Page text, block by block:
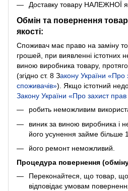
Доставку товару НАЛЕЖНОЇ
Обмін та повернення
якості:
Споживач має право на заміну
грошей, при виявленні істотних
виною виробника товару,
(згідно ст. 8 Закону України «Про
споживачів»). Якщо істотний
Закону України «Про захист прав
робить неможливим
виник за виною виробника і
його усунення займе більше
його ремонт неможливий.
Процедура повернення
Переконайтеся, що товар, що
відповідає умовам